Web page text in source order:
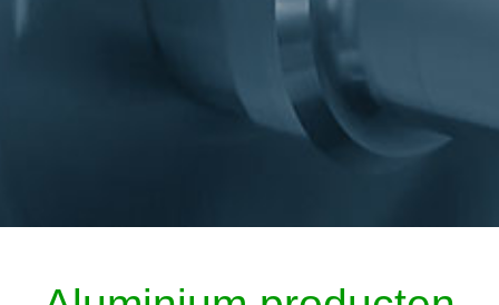
Aluminium producten